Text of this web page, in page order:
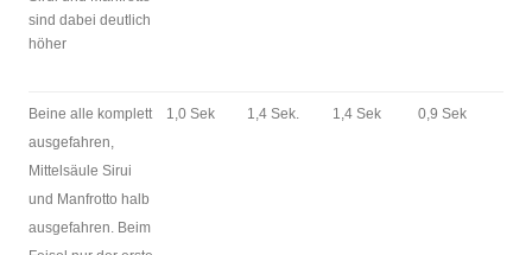
sind dabei deutlich
höher
Beine alle komplett
ausgefahren,
Mittelsäule Sirui
und Manfrotto halb
ausgefahren. Beim
1,0 Sek 1,4 Sek. 1,4 Sek 0,9 Sek